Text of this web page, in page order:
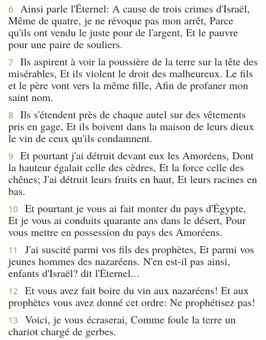
6
Ainsi parle l'Éternel: A cause de trois crimes d'Israël,
Même de quatre, je ne révoque pas mon arrêt, Parce
qu'ils ont vendu le juste pour de l'argent, Et le pauvre
pour une paire de souliers.
7
Ils aspirent à voir la poussière de la terre sur la tête des
misérables, Et ils violent le droit des malheureux. Le fils
et le père vont vers la même fille, Afin de profaner mon
saint nom.
8
Ils s'étendent près de chaque autel sur des vêtements
pris en gage, Et ils boivent dans la maison de leurs dieux
le vin de ceux qu'ils condamnent.
9
Et pourtant j'ai détruit devant eux les Amoréens, Dont
la hauteur égalait celle des cèdres, Et la force celle des
chênes; J'ai détruit leurs fruits en haut, Et leurs racines en
bas.
10
Et pourtant je vous ai fait monter du pays d'Égypte,
Et je vous ai conduits quarante ans dans le désert, Pour
vous mettre en possession du pays des Amoréens.
11
J'ai suscité parmi vos fils des prophètes, Et parmi vos
jeunes hommes des nazaréens. N'en est-il pas ainsi,
enfants d'Israël? dit l'Éternel...
12
Et vous avez fait boire du vin aux nazaréens! Et aux
prophètes vous avez donné cet ordre: Ne prophétisez pas!
13
Voici, je vous écraserai, Comme foule la terre un
chariot chargé de gerbes.